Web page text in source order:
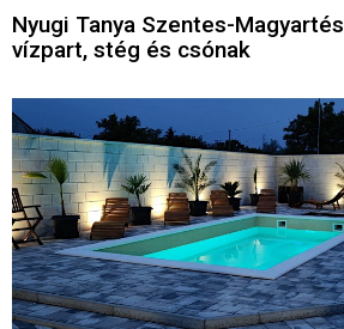
Nyugi Tanya Szentes-
vízpart, stég és csónak